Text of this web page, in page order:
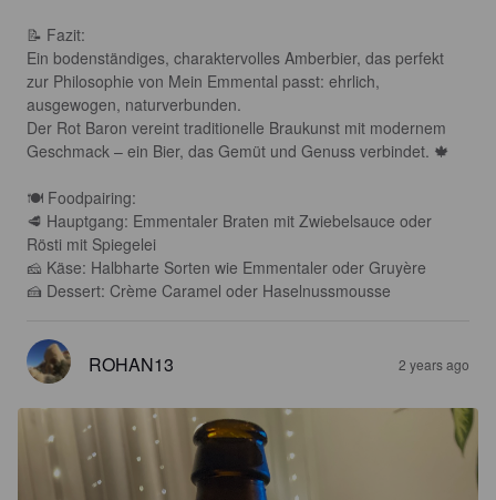
📝 Fazit:
Ein bodenständiges, charaktervolles Amberbier, das perfekt
zur Philosophie von Mein Emmental passt: ehrlich,
ausgewogen, naturverbunden.
Der Rot Baron vereint traditionelle Braukunst mit modernem
Geschmack – ein Bier, das Gemüt und Genuss verbindet. 🍁
🍽 Foodpairing:
🥩 Hauptgang: Emmentaler Braten mit Zwiebelsauce oder
Rösti mit Spiegelei
🧀 Käse: Halbharte Sorten wie Emmentaler oder Gruyère
🍰 Dessert: Crème Caramel oder Haselnussmousse
ROHAN13 2 years ago